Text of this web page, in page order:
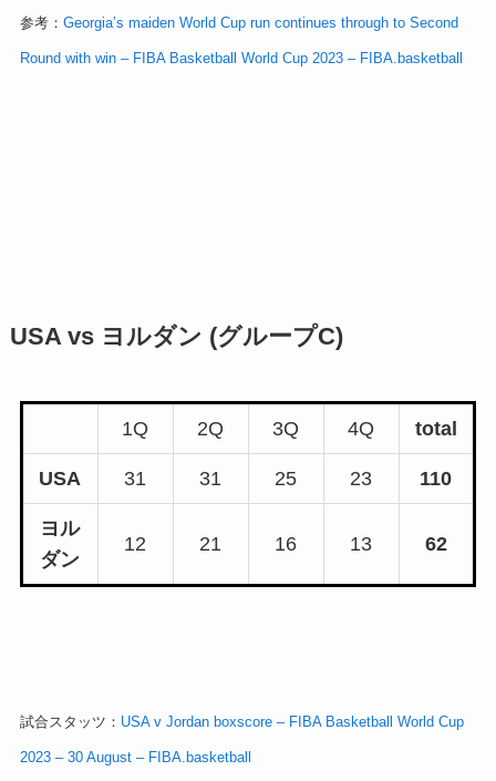
参考： Georgia’s maiden World Cup run continues through to Second
Round with win – FIBA Basketball World Cup 2023 – FIBA.basketball
USA vs ヨルダン (グループC)
1Q 2Q 3Q 4Q total
USA 31 31 25 23 110
ヨル
ダン
12 21 16 13 62
試合スタッツ： USA v Jordan boxscore – FIBA Basketball World Cup
2023 – 30 August – FIBA.basketball